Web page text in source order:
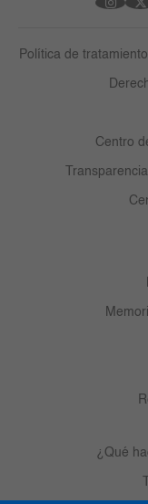
Política de
Centro
¿Qué